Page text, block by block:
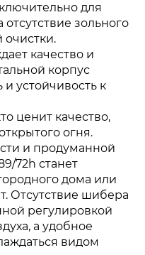
для
зольного
очистки.
качество и
корпус
устойчивость к
ценит качество,
огня.
и продуманной
72h станет
дома или
Отсутствие шибера
регулировкой
а удобное
видом